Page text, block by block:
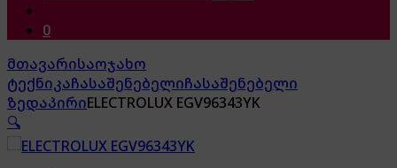
0
მთავარისაოჯახო
ტექნიკაჩასაშენებელიჩასაშენებელი
ზედაპირიELECTROLUX EGV96343YK
🔍